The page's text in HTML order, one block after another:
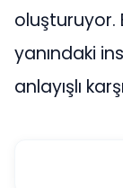
oluşturuyor.
yanındaki
anlayışlı